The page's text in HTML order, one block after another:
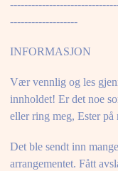
-------------------
INFORMASJON
Vær vennlig og les
innholdet! Er det noe
eller ring meg, Ester
Det ble sendt inn
arrangementet. Fått